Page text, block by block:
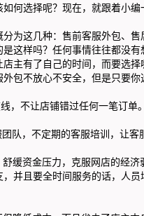
何选择呢？现在，就跟着小编
这几种：售前客服外包、售
这样吗？任何事情往往都没
店主有了自己的时间，而要选
外包不放心不安全，但是只要
不让店铺错过任何一笔订单
，不定期的客服培训，让客
资金压力，克服网店的经济
并且要全时间服务的话，人